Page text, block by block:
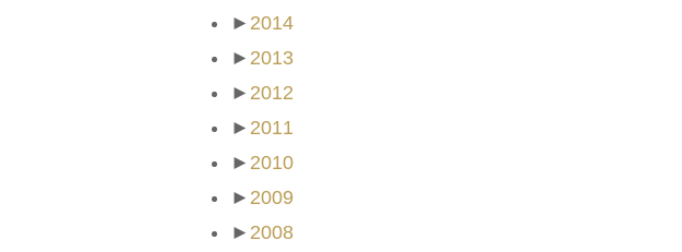
► 2014
► 2013
► 2012
► 2011
► 2010
► 2009
► 2008